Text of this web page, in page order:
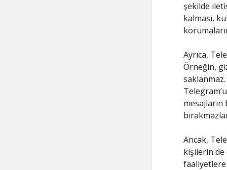
şekilde
kalması,
Ayrıca,
Örneğin,
Ancak,
kişilerin de